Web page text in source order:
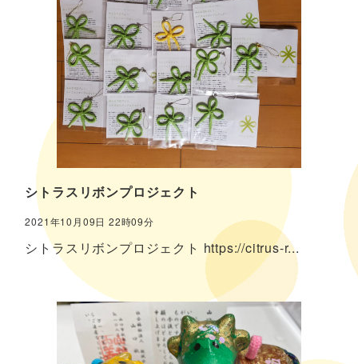
シトラスリボンプロジェクト
2021年10月09日 22時09分
シトラスリボンプロジェクト https://citrus-r...